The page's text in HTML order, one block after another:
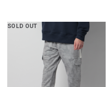
SOLD OUT